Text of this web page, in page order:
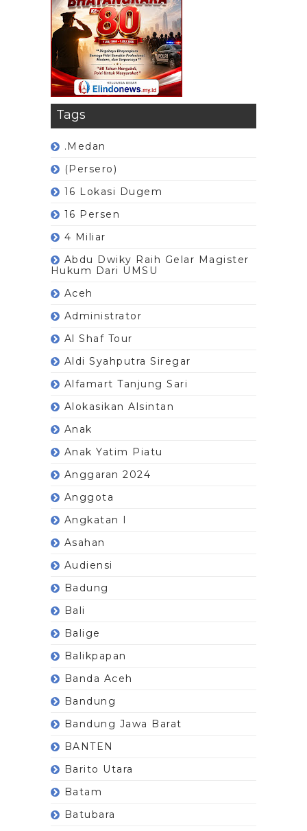
Tags
.Medan
(Persero)
16 Lokasi Dugem
16 Persen
4 Miliar
Abdu Dwiky Raih Gelar Magister
Hukum Dari UMSU
Aceh
Administrator
Al Shaf Tour
Aldi Syahputra Siregar
Alfamart Tanjung Sari
Alokasikan Alsintan
Anak
Anak Yatim Piatu
Anggaran 2024
Anggota
Angkatan I
Asahan
Audiensi
Badung
Bali
Balige
Balikpapan
Banda Aceh
Bandung
Bandung Jawa Barat
BANTEN
Barito Utara
Batam
Batubara